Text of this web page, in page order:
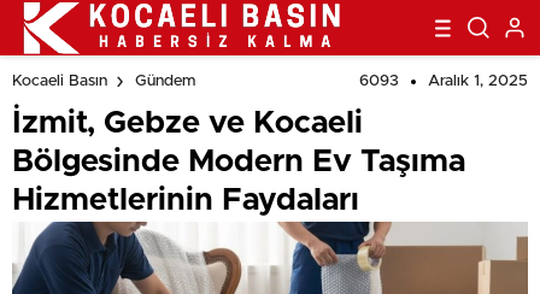
Kocaeli Basın Gündem 6093 Aralık 1, 2025
İzmit, Gebze ve Kocaeli
Bölgesinde Modern Ev Taşıma
Hizmetlerinin Faydaları